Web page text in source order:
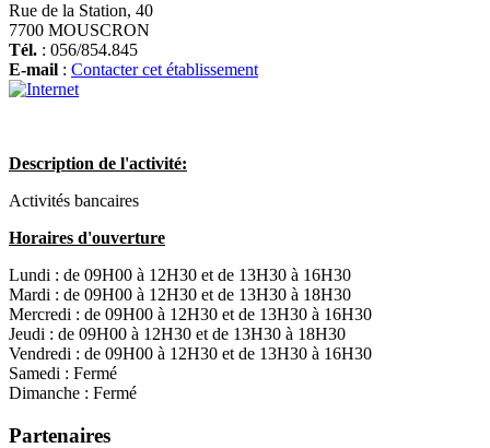
Rue de la Station, 40
7700 MOUSCRON
Tél. : 056/854.845
E-mail : Contacter cet établissement
Description de l'activité:
Activités bancaires
Horaires d'ouverture
Lundi : de 09H00 à 12H30 et de 13H30 à 16H30
Mardi : de 09H00 à 12H30 et de 13H30 à 18H30
Mercredi : de 09H00 à 12H30 et de 13H30 à 16H30
Jeudi : de 09H00 à 12H30 et de 13H30 à 18H30
Vendredi : de 09H00 à 12H30 et de 13H30 à 16H30
Samedi : Fermé
Dimanche : Fermé
Partenaires